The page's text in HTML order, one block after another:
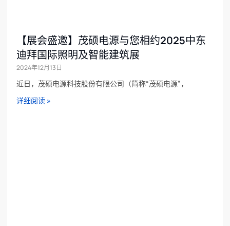
【展会盛邀】茂硕电源与您相约2025中东
迪拜国际照明及智能建筑展
2024年12月13日
近日，茂硕电源科技股份有限公司（简称“茂硕电源”，
详细阅读 »